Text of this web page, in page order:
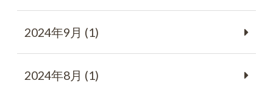
2024年9月 (1)
2024年8月 (1)